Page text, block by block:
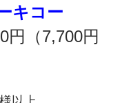
キコー
円（7,700円